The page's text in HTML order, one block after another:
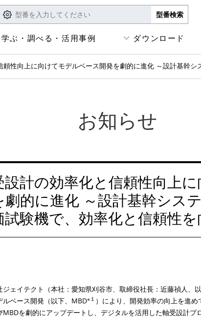
学ぶ・調べる・活用事例 ダウンロード
頼性向上に向けてモデルベース開発を劇的に進化 ～設計基幹
お知らせ
設計の効率化と信頼性向上
劇的に進化 ～設計基幹シス
試験機で、効率化と信頼性を
ジェイテクト（本社：愛知県刈谷市、取締役社長：近藤禎人、
ベース開発（以下、 MBD※１ ）により、開発効率の向上を進め
MBDを劇的にアップデートし、デジタルを活用した軸受設計